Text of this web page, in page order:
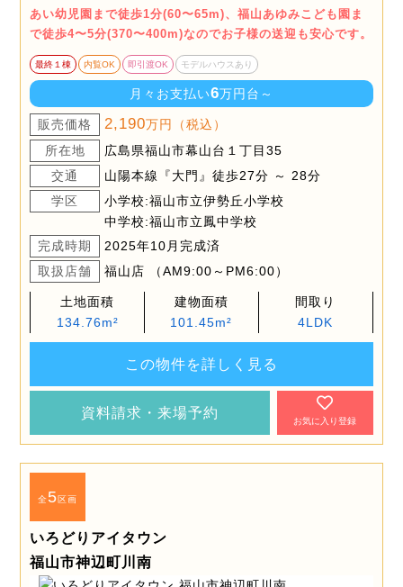
あい幼児園まで徒歩1分(60〜65m)、福山あゆみこども園ま
で徒歩4〜5分(370〜400m)なのでお子様の送迎も安心です。
最終１棟 内覧OK 即引渡OK モデルハウスあり
月々お支払い6万円台～
販売価格 2,190万円（税込）
所在地
広島県福山市幕山台１丁目35
交通
山陽本線『大門』徒歩27分 ～ 28分
学区
小学校:福山市立伊勢丘小学校
中学校:福山市立鳳中学校
完成時期
2025年10月完成済
取扱店舗
福山店 （AM9:00～PM6:00）
土地面積
134.76m²
建物面積
101.45m²
間取り
4LDK
この物件を詳しく見る
資料請求・来場予約
お気に入り登録
全5区画
いろどりアイタウン
福山市神辺町川南